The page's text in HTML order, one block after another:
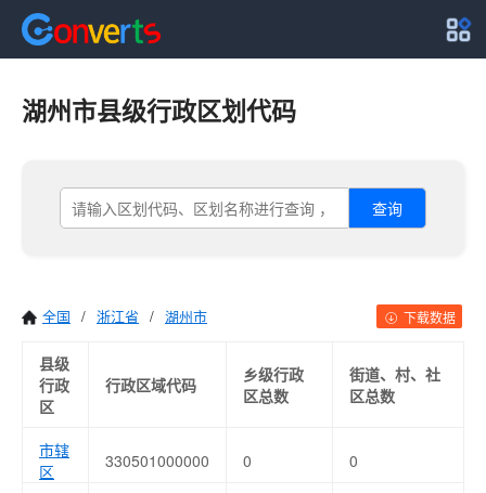
湖州市县级行政区划代码
查询
全国 / 浙江省 / 湖州市 下载数据
县级
行政
区
行政区域代码
乡级行政
区总数
街道、村、社
区总数
市辖
区
330501000000 0 0